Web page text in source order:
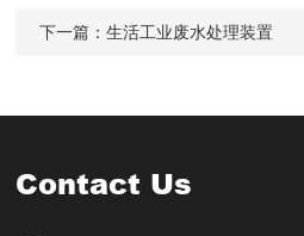
下一篇：生活工业废水处理装置
Contact Us